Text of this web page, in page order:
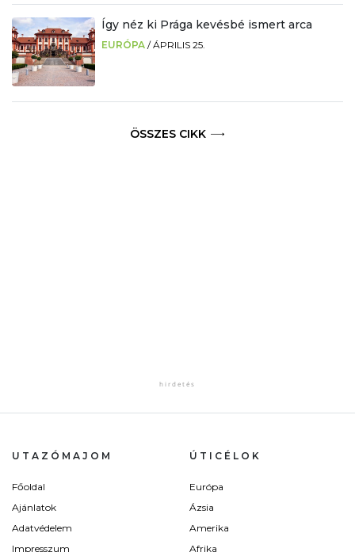
Így néz ki Prága kevésbé ismert arca
EURÓPA /ÁPRILIS 25.
ÖSSZES CIKK
UTAZÓMAJOM
Főoldal
Ajánlatok
Adatvédelem
Impresszum
ÚTICÉLOK
Európa
Ázsia
Amerika
Afrika